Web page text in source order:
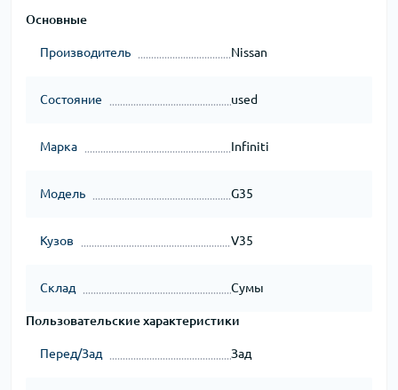
Основные
Производитель Nissan
Состояние used
Марка Infiniti
Модель G35
Кузов V35
Склад Сумы
Пользовательские характеристики
Перед/Зад Зад